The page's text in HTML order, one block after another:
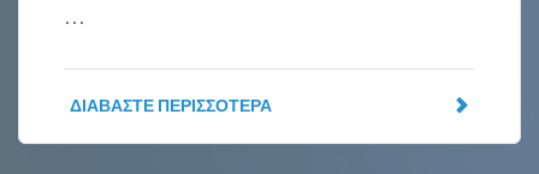
…
ΔΙΑΒΆΣΤΕ ΠΕΡΙΣΣΌΤΕΡΑ